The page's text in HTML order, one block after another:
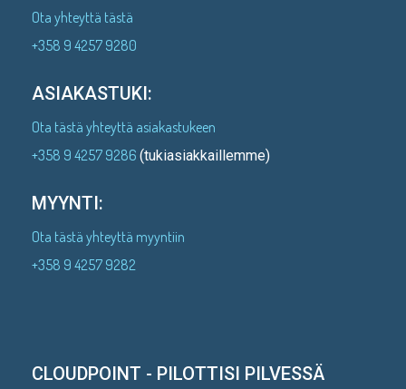
Ota yhteyttä tästä
+358 9 4257 9280
ASIAKASTUKI:
Ota tästä yhteyttä asiakastukeen
+358 9 4257 9286 (tukiasiakkaillemme)
MYYNTI:
Ota tästä yhteyttä myyntiin
+358 9 4257 9282
CLOUDPOINT - PILOTTISI PILVESSÄ